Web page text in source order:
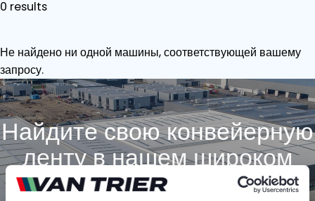
0 results
Не найдено ни одной машины, соответствующей вашему
запросу.
Найдите свою конвейерную
ленту в нашем широком
ассортименте